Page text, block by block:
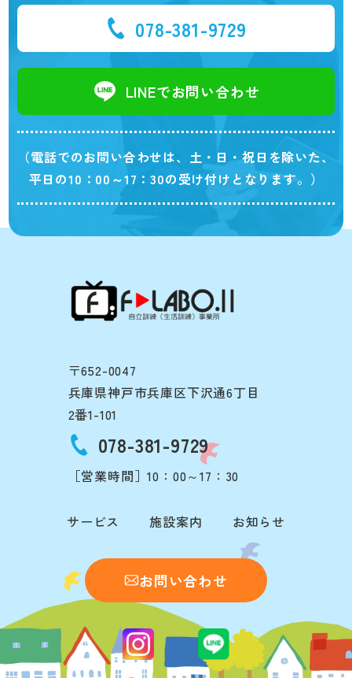
078-381-9729
LINEでお問い合わせ
（電話でのお問い合わせは、土・日・祝日を除いた、
平日の10：00～17：30の受け付けとなります。）
〒652-0047
兵庫県神戸市兵庫区下沢通6丁目
2番1-101
078-381-9729
［営業時間］10：00～17：30
サービス 施設案内 お知らせ
お問い合わせ